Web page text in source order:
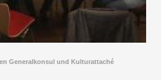
Generalkonsul und Kulturattaché